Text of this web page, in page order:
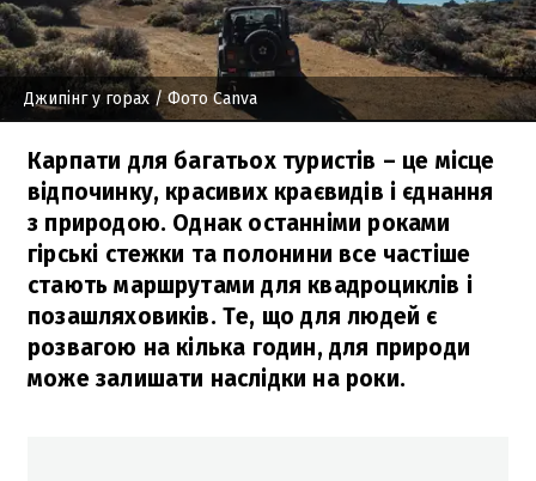
Джипінг у горах / Фото Canva
Карпати для багатьох туристів – це місце
відпочинку, красивих краєвидів і єднання
з природою. Однак останніми роками
гірські стежки та полонини все частіше
стають маршрутами для квадроциклів і
позашляховиків. Те, що для людей є
розвагою на кілька годин, для природи
може залишати наслідки на роки.